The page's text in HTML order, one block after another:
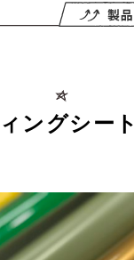
ングシート